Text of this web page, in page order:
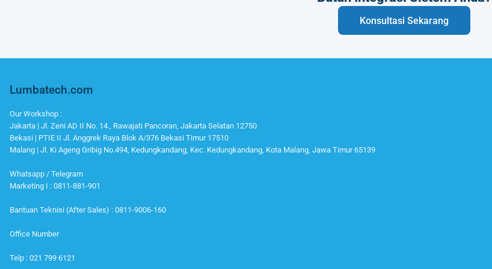
Konsultasi Sekarang
Lumbatech.com
Our Workshop :
Jakarta | Jl. Zeni AD II No. 14., Rawajati Pancoran, Jakarta Selatan 12750
Bekasi | PTIE II Jl. Anggrek Raya Blok A/376 Bekasi Timur 17510
Malang | Jl. Ki Ageng Gribig No.494, Kedungkandang, Kec. Kedungkandang, Kota Malang, Jawa Timur 65139
Whatsapp / Telegram
Marketing I : 0811-881-901
Bantuan Teknisi (After Sales) : 0811-9006-160
Office Number
Telp : 021 799 6121